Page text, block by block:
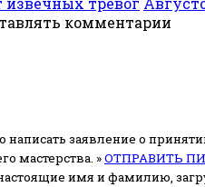
комментарии
заявление о
мастерства. »ОТПРАВИТЬ
имя и фамилию,